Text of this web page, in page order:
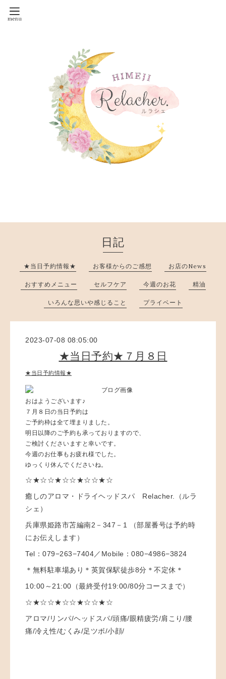
日記
★当日予約情報★ お客様からのご感想 お店のNews
おすすめメニュー セルフケア 今週のお花 精油
いろんな思いや感じること プライベート
2023-07-08 08:05:00
★当日予約★７月８日
★当日予約情報★
おはようございます♪
７月８日の当日予約は
ご予約枠は全て埋まりました。
明日以降のご予約も承っておりますので、
ご検討くださいますと幸いです。
今週のお仕事もお疲れ様でした。
ゆっくり休んでくださいね。
☆★☆☆★☆☆★☆☆★☆
癒しのアロマ・ドライヘッドスパ Relacher.（ルラ
シェ）
兵庫県姫路市苫編南2－347－1 （部屋番号は予約時
にお伝えします）
Tel：079−263−7404／Mobile：080−4986−3824
＊無料駐車場あり＊英賀保駅徒歩8分＊不定休＊
10:00～21:00（最終受付19:00/80分コースまで）
☆★☆☆★☆☆★☆☆★☆
アロマ/リンパ/ヘッドスパ/頭痛/眼精疲労/肩こり/腰
痛/冷え性/むくみ/足ツボ/小顔/